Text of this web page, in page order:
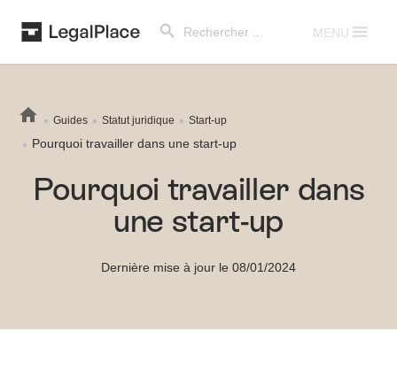
for:
MENU
Guides Statut juridique Start-up
Pourquoi travailler dans une start-up
Pourquoi travailler dans
une start-up
Dernière mise à jour le 08/01/2024